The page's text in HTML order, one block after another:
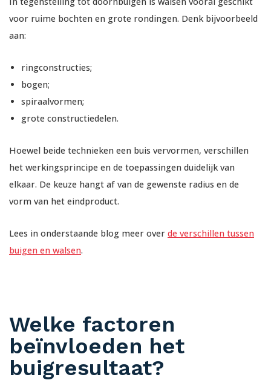
voor ruime bochten en grote rondingen. Denk bijvoorbeeld
aan:
ringconstructies;
bogen;
spiraalvormen;
grote constructiedelen.
Hoewel beide technieken een buis vervormen, verschillen
het werkingsprincipe en de toepassingen duidelijk van
elkaar. De keuze hangt af van de gewenste radius en de
vorm van het eindproduct.
Lees in onderstaande blog meer over de verschillen tussen
buigen en walsen.
Welke factoren
beïnvloeden het
buigresultaat?